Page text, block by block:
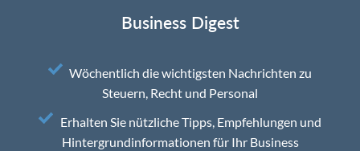
Business Digest
Wöchentlich die wichtigsten Nachrichten zu
Steuern, Recht und Personal
Erhalten Sie nützliche Tipps, Empfehlungen und
Hintergrundinformationen für Ihr Business